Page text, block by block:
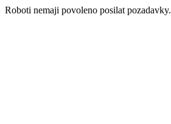
Roboti nemaji povoleno posilat pozadavky.